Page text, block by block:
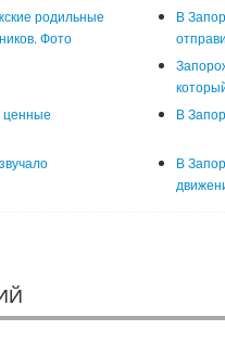
родильные
Фото
В
ценные
В
В